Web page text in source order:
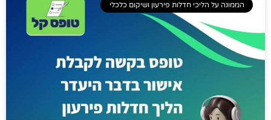
הממונה על הליכי חדלות פירעון ושיקום כלכלי